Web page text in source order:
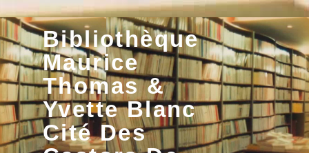
Aller
au
contenuBibliothèque
Maurice
Thomas &
Yvette Blanc
Cité Des